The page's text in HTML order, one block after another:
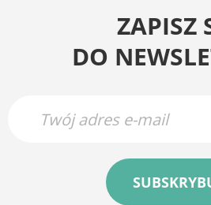
ZAPISZ
DO